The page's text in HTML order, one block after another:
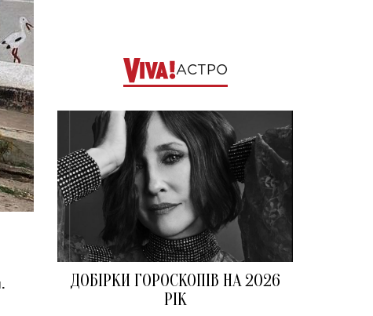
АСТРО
ДОБІРКИ ГОРОСКОПІВ НА 2026
РІК